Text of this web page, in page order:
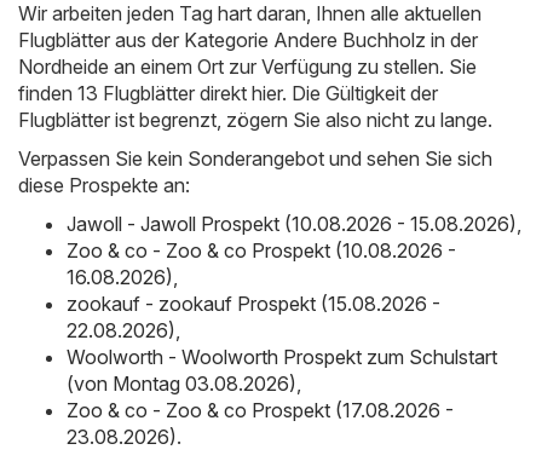
Wir arbeiten jeden Tag hart daran, Ihnen alle aktuellen
Flugblätter aus der Kategorie Andere Buchholz in der
Nordheide an einem Ort zur Verfügung zu stellen. Sie
finden 13 Flugblätter direkt hier. Die Gültigkeit der
Flugblätter ist begrenzt, zögern Sie also nicht zu lange.
Verpassen Sie kein Sonderangebot und sehen Sie sich
diese Prospekte an:
Jawoll - Jawoll Prospekt (10.08.2026 - 15.08.2026),
Zoo & co - Zoo & co Prospekt (10.08.2026 -
16.08.2026),
zookauf - zookauf Prospekt (15.08.2026 -
22.08.2026),
Woolworth - Woolworth Prospekt zum Schulstart
(von Montag 03.08.2026),
Zoo & co - Zoo & co Prospekt (17.08.2026 -
23.08.2026).